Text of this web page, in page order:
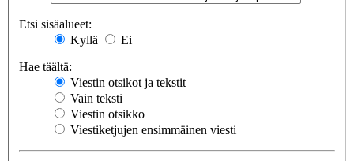
Etsi sisäalueet:
Kyllä
Ei
Hae täältä:
Viestin otsikot ja tekstit
Vain teksti
Viestin otsikko
Viestiketjujen ensimmäinen viesti